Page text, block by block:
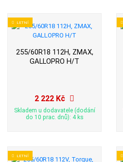
LETNÍ
255/60R18 112H, ZMAX,
GALLOPRO H/T
2 222 Kč
Skladem u dodavatele (dodání
do 10 prac. dnů): 4 ks
LETNÍ